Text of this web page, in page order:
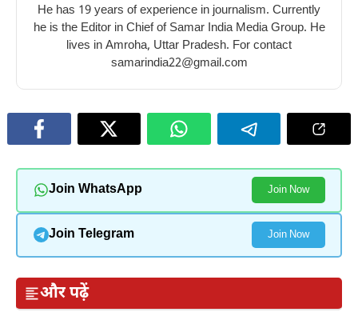
He has 19 years of experience in journalism. Currently
he is the Editor in Chief of Samar India Media Group. He
lives in Amroha, Uttar Pradesh. For contact
samarindia22@gmail.com
Join WhatsApp Join Now
Join Telegram Join Now
और पढ़ें